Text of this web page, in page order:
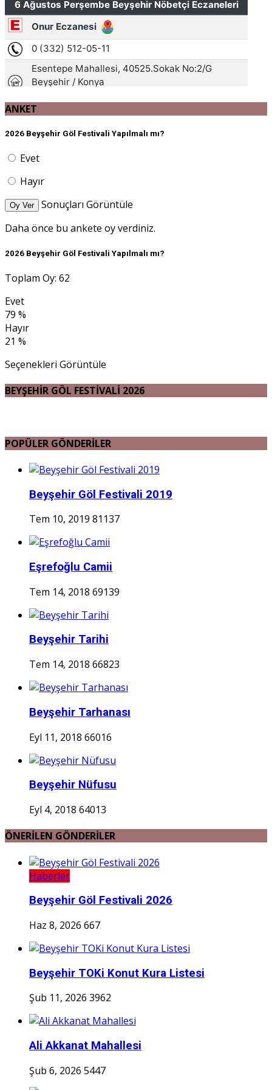
ANKET
2026 Beyşehir Göl Festivali Yapılmalı mı?
Evet
Hayır
Oy Ver
Sonuçları Görüntüle
Daha önce bu ankete oy verdiniz.
2026 Beyşehir Göl Festivali Yapılmalı mı?
Toplam Oy: 62
Evet
79 %
Hayır
21 %
Seçenekleri Görüntüle
BEYŞEHİR GÖL FESTİVALİ 2026
POPÜLER GÖNDERİLER
Beyşehir Göl Festivali 2019
Tem 10, 2019 81137
Eşrefoğlu Camii
Tem 14, 2018 69139
Beyşehir Tarihi
Tem 14, 2018 66823
Beyşehir Tarhanası
Eyl 11, 2018 66016
Beyşehir Nüfusu
Eyl 4, 2018 64013
ÖNERİLEN GÖNDERİLER
Haberler
Beyşehir Göl Festivali 2026
Haz 8, 2026 667
Beyşehir TOKi Konut Kura Listesi
Şub 11, 2026 3962
Ali Akkanat Mahallesi
Şub 6, 2026 5447